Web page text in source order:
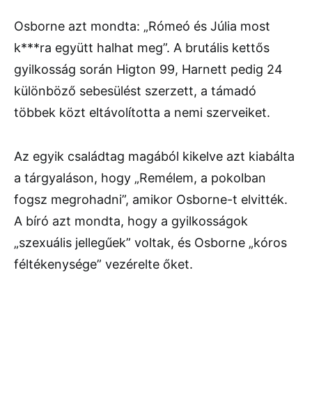
Osborne azt mondta: „Rómeó és Júlia most
k***ra együtt halhat meg”. A brutális kettős
gyilkosság során Higton 99, Harnett pedig 24
különböző sebesülést szerzett, a támadó
többek közt eltávolította a nemi szerveiket.
Az egyik családtag magából kikelve azt kiabálta
a tárgyaláson, hogy „Remélem, a pokolban
fogsz megrohadni”, amikor Osborne-t elvitték.
A bíró azt mondta, hogy a gyilkosságok
„szexuális jellegűek” voltak, és Osborne „kóros
féltékenysége” vezérelte őket.